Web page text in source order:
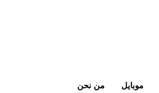
موبايل من نحن